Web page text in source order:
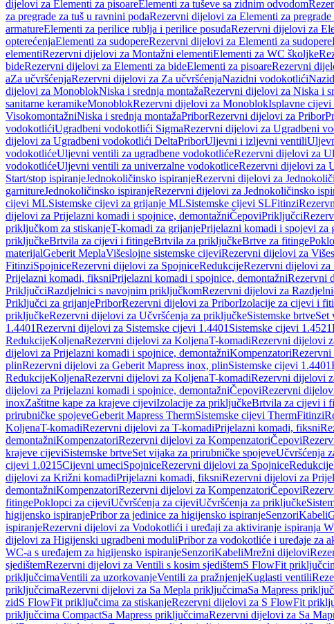
dijelovi za Elementi za pisoareElementi za tuševe sa zidnim odvodom
za pregrade za tuš u ravnini podaRezervni dijelovi za Elementi za
armatureElementi za perilice rublja i perilice posuđaRezervni dijelovi za
opterećenjaElementi za sudopereRezervni dijelovi za Elementi za sudopere
elementiRezervni dijelovi za Montažni elementiElementi za WC školjke
bideRezervni dijelovi za Elementi za bideElementi za pisoareRezervni
aZa učvršćenjaRezervni dijelovi za Za učvršćenjaNazidni vodokotlići
dijelovi za MonoblokNiska i srednja montažaRezervni dijelovi za Niska i
sanitarne keramikeMonoblokRezervni dijelovi za MonoblokIsplavne cijevi
VisokomontažniNiska i srednja montažaPriborRezervni dijelovi za Pribor
vodokotlićiUgradbeni vodokotlići SigmaRezervni dijelovi za Ugradbeni
dijelovi za Ugradbeni vodokotlići DeltaPriborUljevni i izljevni ventili
vodokotlićeUljevni ventili za ugradbene vodokotlićeRezervni dijelovi za
vodokotlićeUljevni ventili za univerzalne vodokotliceRezervni dijelovi za
Start/stop ispiranjeJednokoličinsko ispiranjeRezervni dijelovi za
garnitureJednokoličinsko ispiranjeRezervni dijelovi za Jednokoličinsko
cijevi MLSistemske cijevi za grijanje MLSistemske cijevi SLFitinzi
dijelovi za Prijelazni komadi i spojnice, demontažniČepoviPriključci
priključkom za stiskanjeT-komadi za grijanjePrijelazni komadi i spojevi za
priključkeBrtvila za cijevi i fitingeBrtvila za priključkeBrtve za fitinge
materijalGeberit MeplaVišeslojne sistemske cijeviRezervni dijelovi za
FitinziSpojniceRezervni dijelovi za SpojniceRedukcijeRezervni dijelovi za
Prijelazni komadi, fiksniPrijelazni komadi i spojnice, demontažniRezervni
PriključciRazdjelnici s navojnim priključkomRezervni dijelovi za
Priključci za grijanjePriborRezervni dijelovi za PriborIzolacije za cijevi i
priključkeRezervni dijelovi za Učvršćenja za priključkeSistemske brtveSet
1.4401Rezervni dijelovi za Sistemske cijevi 1.4401 Sistemske cijevi 1.4521
RedukcijeKoljenaRezervni dijelovi za KoljenaT-komadiRezervni dijelovi
dijelovi za Prijelazni komadi i spojnice, demontažniKompenzatori
plinRezervni dijelovi za Geberit Mapress inox, plinSistemske cijevi 1.4401
RedukcijeKoljenaRezervni dijelovi za KoljenaT-komadiRezervni dijelovi
dijelovi za Prijelazni komadi i spojnice, demontažniČepoviRezervni
inoxZaštitne kape za krajeve cijeviIzolacije za priključkeBrtvila za cijevi i
prirubničke spojeveGeberit Mapress ThermSistemske cijevi ThermFitinzi
KoljenaT-komadiRezervni dijelovi za T-komadiPrijelazni komadi, fiksni
demontažniKompenzatoriRezervni dijelovi za KompenzatoriČepovi
krajeve cijeviSistemske brtveSet vijaka za prirubničke spojeveUčvršćenja
cijevi 1.0215Cijevni umeciSpojniceRezervni dijelovi za SpojniceRedukcije
dijelovi za Križni komadiPrijelazni komadi, fiksniRezervni dijelovi za
demontažniKompenzatoriRezervni dijelovi za KompenzatoriČepovi
fitingePoklopci za cijeviUčvršćenja za cijeviUčvršćenja za priključke
higijensko ispiranjePribor za jedinice za higijensko ispiranjeSenzoriKabeli
ispiranjeRezervni dijelovi za Vodokotlići i uređaji za aktiviranje ispiranja
dijelovi za Higijenski ugradbeni moduliPribor za vodokotliće i uređaje za
WC-a s uređajem za higijensko ispiranjeSenzoriKabeliMrežni dijelovi
sjedištemRezervni dijelovi za Ventili s kosim sjedištemS FlowFit
priključcimaVentili za uzorkovanjeVentili za pražnjenjeKuglasti ventili
priključcimaRezervni dijelovi za Sa Mepla priključcimaSa Mapress
zidS FlowFit priključcima za stiskanjeRezervni dijelovi za S FlowFit
priključcima CompactSa Mapress priključcimaRezervni dijelovi za Sa